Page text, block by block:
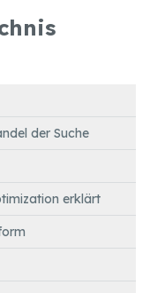
der Suche
erklärt